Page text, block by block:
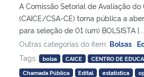
A Comissão Setorial de Avaliação
(CAICE/CSA-CE) torna pública a
para seleção de 01 (um) BOLSISTA
Outras categorias do item: Bolsas
Tags:
bolsa CAICE
CENTRO DE
Chamada Pública
Edital estatística